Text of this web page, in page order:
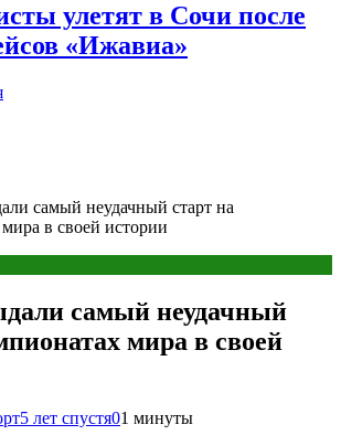
улетят в Сочи после
«Ижавиа»
самый неудачный старт на
в своей истории
самый неудачный
мира в своей
5 лет спустя01 минуты